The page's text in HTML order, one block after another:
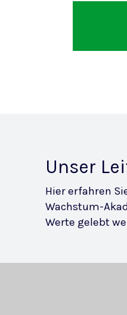
Unser
Hier erfahren
Wachstum-
Werte gelebt